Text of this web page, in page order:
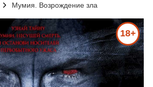
Мумия. Возрождение зла
18+